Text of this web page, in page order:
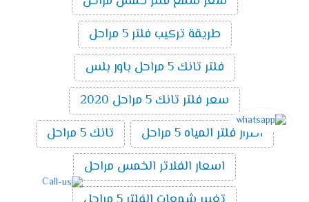
طريقة تركيب فلتر 5 مراحل
فلتر تانك 5 مراحل باور بلس
سعر فلتر تانك 5 مراحل 2020
أضرار فلتر المياه 5 مراحل
تانك 5 مراحل
اسعار الفلاتر الخمس مراحل